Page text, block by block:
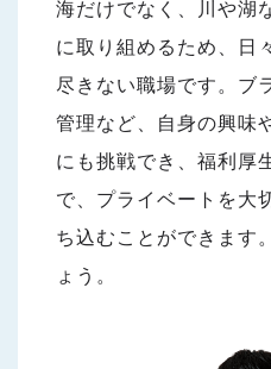
海だけでなく、川や湖
に取り組めるため、日
尽きない職場です。ブ
管理など、自身の興味
にも挑戦でき、福利厚
で、プライベートを大
ち込むことができます
ょう。